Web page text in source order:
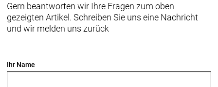
Gern beantworten wir Ihre Fragen zum oben
gezeigten Artikel. Schreiben Sie uns eine Nachricht
und wir melden uns zurück
Ihr Name